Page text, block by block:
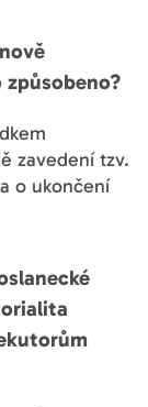
zavedení tzv.
o ukončení